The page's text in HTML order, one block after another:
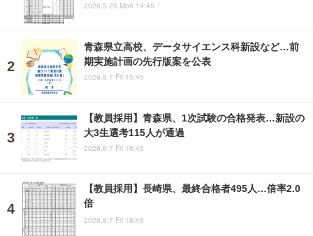
2026.5.25 Mon 14:45
青森県立高校、データサイエンス科新設など…前
期実施計画の先行版案を公表
2026.8.7 Fri 15:45
【教員採用】青森県、1次試験の合格発表…新設の
大3生選考115人が通過
2026.8.7 Fri 16:45
【教員採用】長崎県、最終合格者495人…倍率2.0
倍
2026.8.7 Fri 18:45